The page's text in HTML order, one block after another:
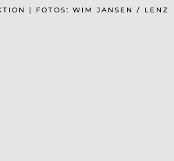
| FOTOS: WIM JANSEN / LENZ